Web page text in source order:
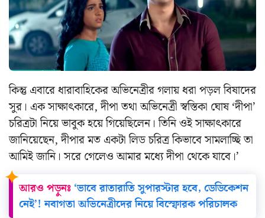
কিন্তু এবারে ধারাবাহিকের অভিনেত্রীর গলায় ধরা পড়ল বিষাদের
সুর। এক সাক্ষাৎকারে, দীপা তথা অভিনেত্রী স্বস্তিকা ঘোষ ‘দীপা’
চরিত্রটা নিয়ে ভাবুক হয়ে গিয়েছিলেন। তিনি ওই সাক্ষাৎকারে
জানিয়েছেন, দীপার মত একটা লিড চরিত্র কিভাবে সামলাচ্ছি তা
আমিই জানি। সরে গেলেও আমার মধ্যে দীপা থেকে যাবে।’
আরও পড়ুনঃ ‘ভাবে রাতারাতি সুপারস্টার হবে, ডেডিকেশন
নেই’! নবাগতা অভিনেত্রীদের নিয়ে বিস্ফোরক পরিচালক